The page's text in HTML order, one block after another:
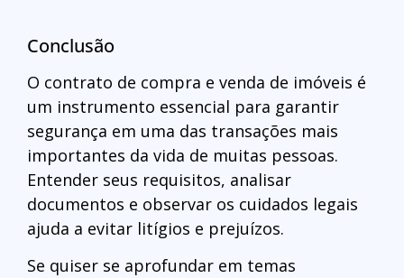
Conclusão
O contrato de compra e venda de imóveis é
um instrumento essencial para garantir
segurança em uma das transações mais
importantes da vida de muitas pessoas.
Entender seus requisitos, analisar
documentos e observar os cuidados legais
ajuda a evitar litígios e prejuízos.
Se quiser se aprofundar em temas